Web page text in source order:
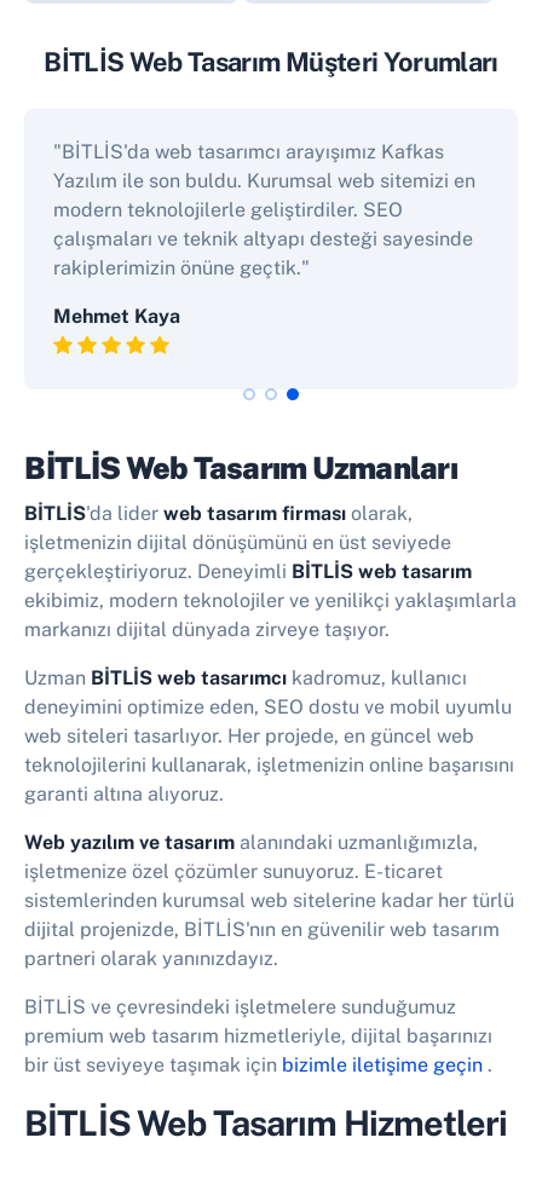
BİTLİS Web Tasarım Müşteri Yorumları
"BİTLİS'da web tasarımcı arayışımız Kafkas
Yazılım ile son buldu. Kurumsal web sitemizi en
modern teknolojilerle geliştirdiler. SEO
çalışmaları ve teknik altyapı desteği sayesinde
rakiplerimizin önüne geçtik."
Mehmet Kaya
BİTLİS Web Tasarım Uzmanları
BİTLİS'da lider web tasarım firması olarak,
işletmenizin dijital dönüşümünü en üst seviyede
gerçekleştiriyoruz. Deneyimli BİTLİS web tasarım
ekibimiz, modern teknolojiler ve yenilikçi yaklaşımlarla
markanızı dijital dünyada zirveye taşıyor.
Uzman BİTLİS web tasarımcı kadromuz, kullanıcı
deneyimini optimize eden, SEO dostu ve mobil uyumlu
web siteleri tasarlıyor. Her projede, en güncel web
teknolojilerini kullanarak, işletmenizin online başarısını
garanti altına alıyoruz.
Web yazılım ve tasarım alanındaki uzmanlığımızla,
işletmenize özel çözümler sunuyoruz. E-ticaret
sistemlerinden kurumsal web sitelerine kadar her türlü
dijital projenizde, BİTLİS'nın en güvenilir web tasarım
partneri olarak yanınızdayız.
BİTLİS ve çevresindeki işletmelere sunduğumuz
premium web tasarım hizmetleriyle, dijital başarınızı
bir üst seviyeye taşımak için bizimle iletişime geçin .
BİTLİS Web Tasarım Hizmetleri